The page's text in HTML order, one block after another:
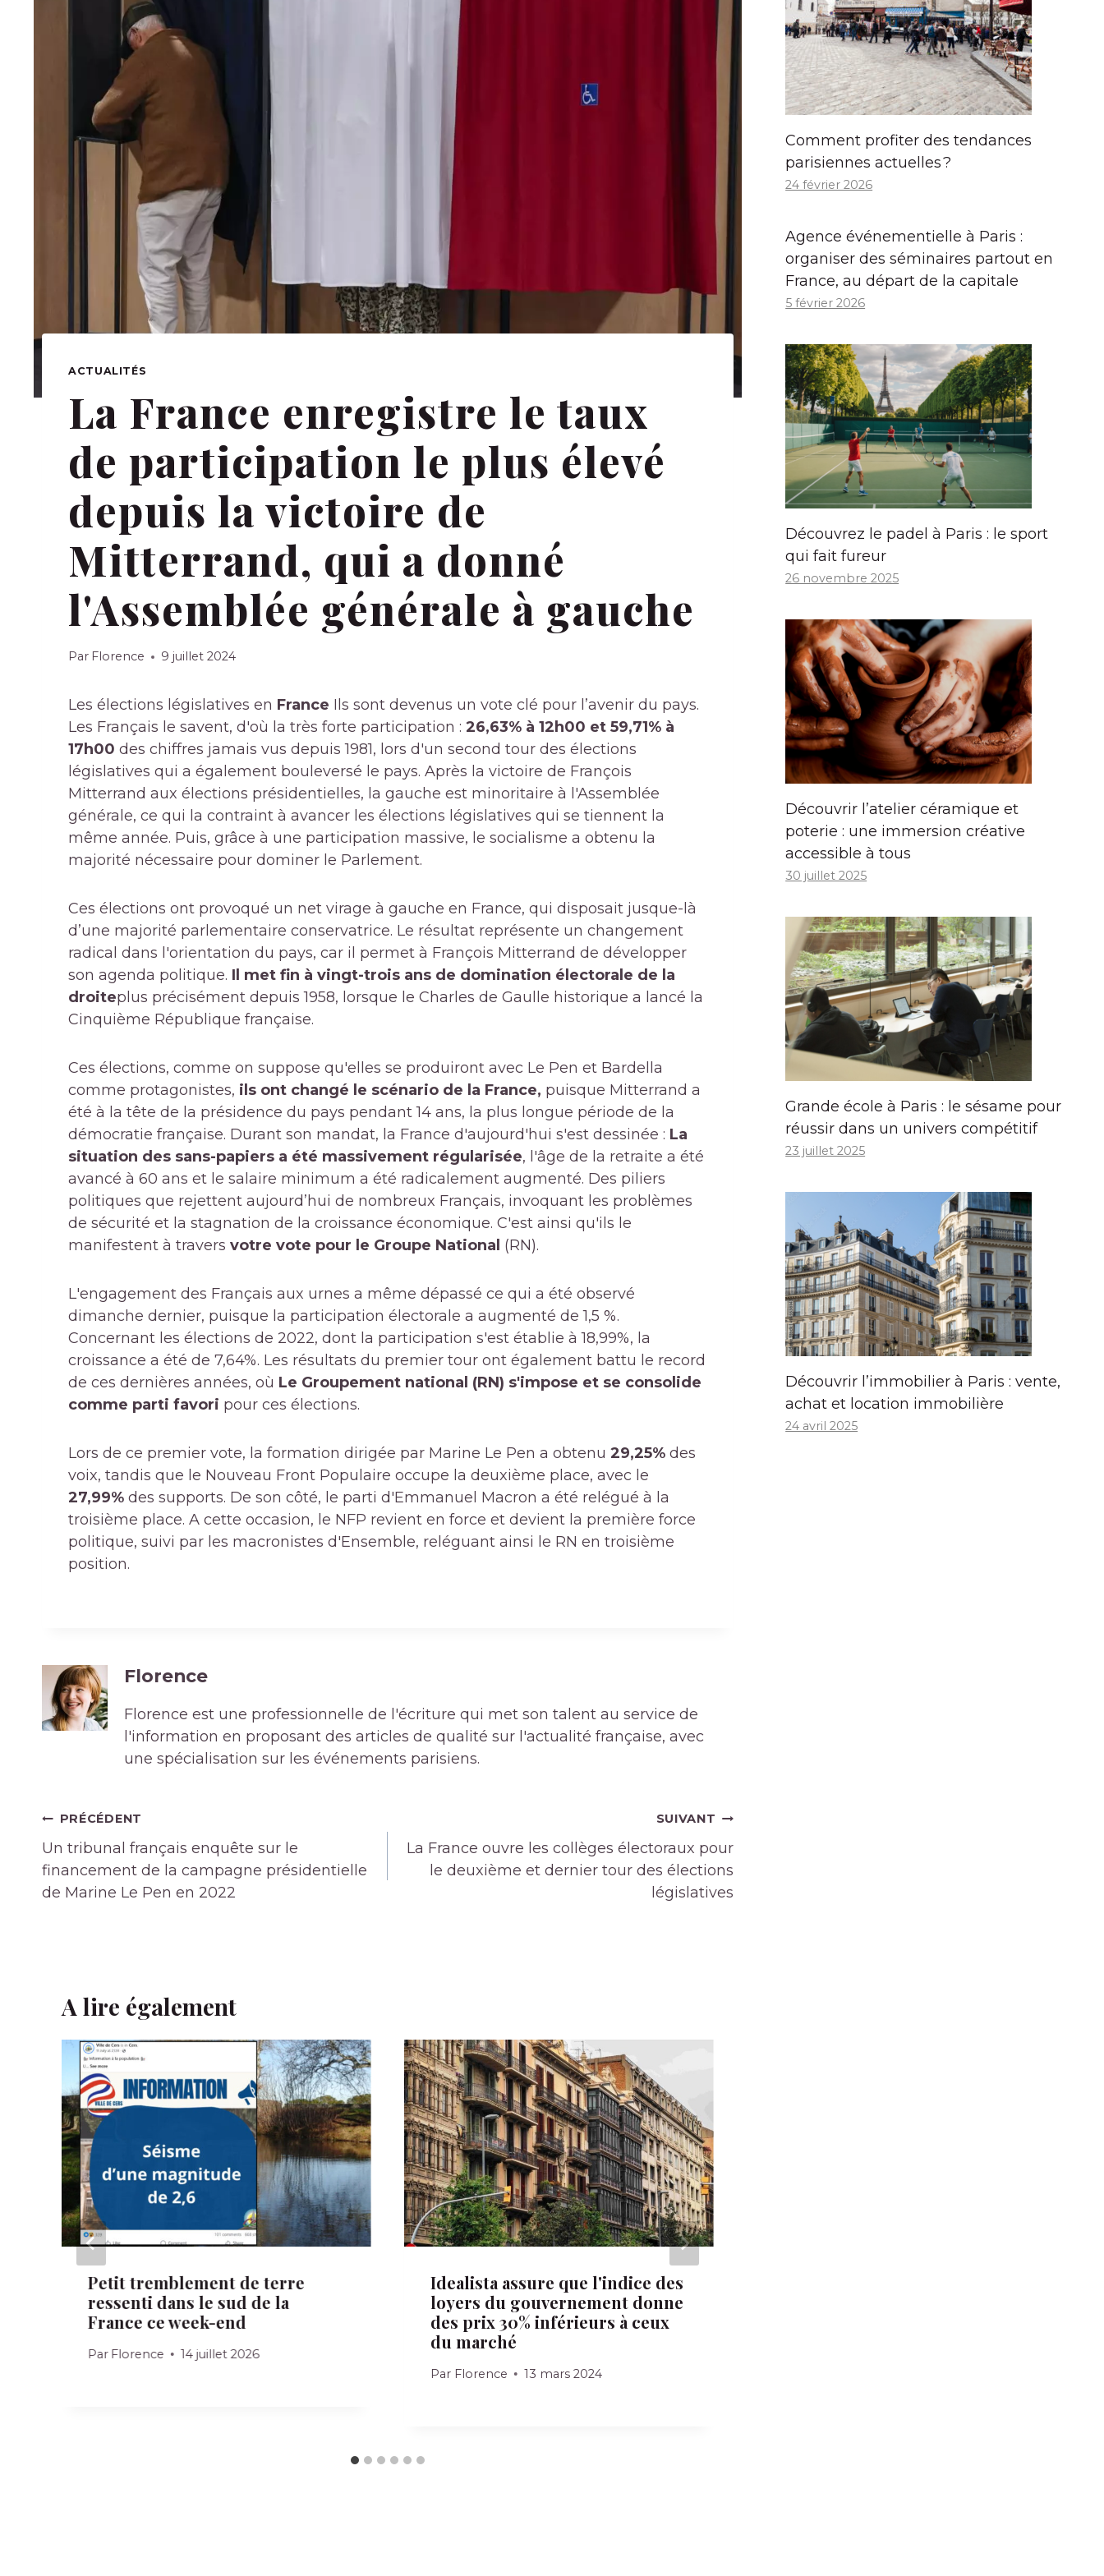
ACTUALITÉS
La France enregistre le taux
de participation le plus élevé
depuis la victoire de
Mitterrand, qui a donné
l'Assemblée générale à gauche
Par Florence 9 juillet 2024
Les élections législatives en France Ils sont devenus un vote clé pour l’avenir du pays.
Les Français le savent, d'où la très forte participation : 26,63% à 12h00 et 59,71% à
17h00 des chiffres jamais vus depuis 1981, lors d'un second tour des élections
législatives qui a également bouleversé le pays. Après la victoire de François
Mitterrand aux élections présidentielles, la gauche est minoritaire à l'Assemblée
générale, ce qui la contraint à avancer les élections législatives qui se tiennent la
même année. Puis, grâce à une participation massive, le socialisme a obtenu la
majorité nécessaire pour dominer le Parlement.
Ces élections ont provoqué un net virage à gauche en France, qui disposait jusque-là
d’une majorité parlementaire conservatrice. Le résultat représente un changement
radical dans l'orientation du pays, car il permet à François Mitterrand de développer
son agenda politique. Il met fin à vingt-trois ans de domination électorale de la
droiteplus précisément depuis 1958, lorsque le Charles de Gaulle historique a lancé la
Cinquième République française.
Ces élections, comme on suppose qu'elles se produiront avec Le Pen et Bardella
comme protagonistes, ils ont changé le scénario de la France, puisque Mitterrand a
été à la tête de la présidence du pays pendant 14 ans, la plus longue période de la
démocratie française. Durant son mandat, la France d'aujourd'hui s'est dessinée : La
situation des sans-papiers a été massivement régularisée, l'âge de la retraite a été
avancé à 60 ans et le salaire minimum a été radicalement augmenté. Des piliers
politiques que rejettent aujourd’hui de nombreux Français, invoquant les problèmes
de sécurité et la stagnation de la croissance économique. C'est ainsi qu'ils le
manifestent à travers votre vote pour le Groupe National (RN).
L'engagement des Français aux urnes a même dépassé ce qui a été observé
dimanche dernier, puisque la participation électorale a augmenté de 1,5 %.
Concernant les élections de 2022, dont la participation s'est établie à 18,99%, la
croissance a été de 7,64%. Les résultats du premier tour ont également battu le record
de ces dernières années, où Le Groupement national (RN) s'impose et se consolide
comme parti favori pour ces élections.
Lors de ce premier vote, la formation dirigée par Marine Le Pen a obtenu 29,25% des
voix, tandis que le Nouveau Front Populaire occupe la deuxième place, avec le
27,99% des supports. De son côté, le parti d'Emmanuel Macron a été relégué à la
troisième place. A cette occasion, le NFP revient en force et devient la première force
politique, suivi par les macronistes d'Ensemble, reléguant ainsi le RN en troisième
position.
Florence
Florence est une professionnelle de l'écriture qui met son talent au service de
l'information en proposant des articles de qualité sur l'actualité française, avec
une spécialisation sur les événements parisiens.
Navigation
de
l’article
PRÉCÉDENT
Un tribunal français enquête sur le
financement de la campagne présidentielle
de Marine Le Pen en 2022
SUIVANT
La France ouvre les collèges électoraux pour
le deuxième et dernier tour des élections
législatives
A lire également
Petit tremblement de terre
ressenti dans le sud de la
France ce week-end
Par Florence 14 juillet 2026
Idealista assure que l'indice des
loyers du gouvernement donne
des prix 30% inférieurs à ceux
du marché
Par Florence 13 mars 2024
Comment profiter des tendances
parisiennes actuelles ?
24 février 2026
Agence événementielle à Paris :
organiser des séminaires partout en
France, au départ de la capitale
5 février 2026
Découvrez le padel à Paris : le sport
qui fait fureur
26 novembre 2025
Découvrir l’atelier céramique et
poterie : une immersion créative
accessible à tous
30 juillet 2025
Grande école à Paris : le sésame pour
réussir dans un univers compétitif
23 juillet 2025
Découvrir l’immobilier à Paris : vente,
achat et location immobilière
24 avril 2025